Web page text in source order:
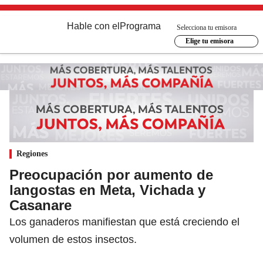
Hable con el Programa
Selecciona tu emisora
Elige tu emisora
Regiones
Preocupación por aumento de
langostas en Meta, Vichada y
Casanare
Los ganaderos manifiestan que está creciendo el
volumen de estos insectos.